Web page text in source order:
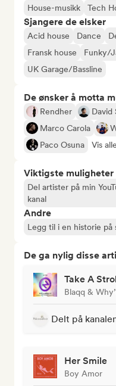
House-musikk Tech
Sjangere de elsker
Acid house Dance
Fransk house
Funky/
UK Garage/Bassline
De ønsker å motta
Rendher David
Marco Carola
Paco Osuna
Vis
Viktigste muligheter
Del artister på min
kanal
Andre
Legg til i en historie på
De ga nylig disse
Take A
Blaqq &
Delt på
Her Smile
Boy Amor